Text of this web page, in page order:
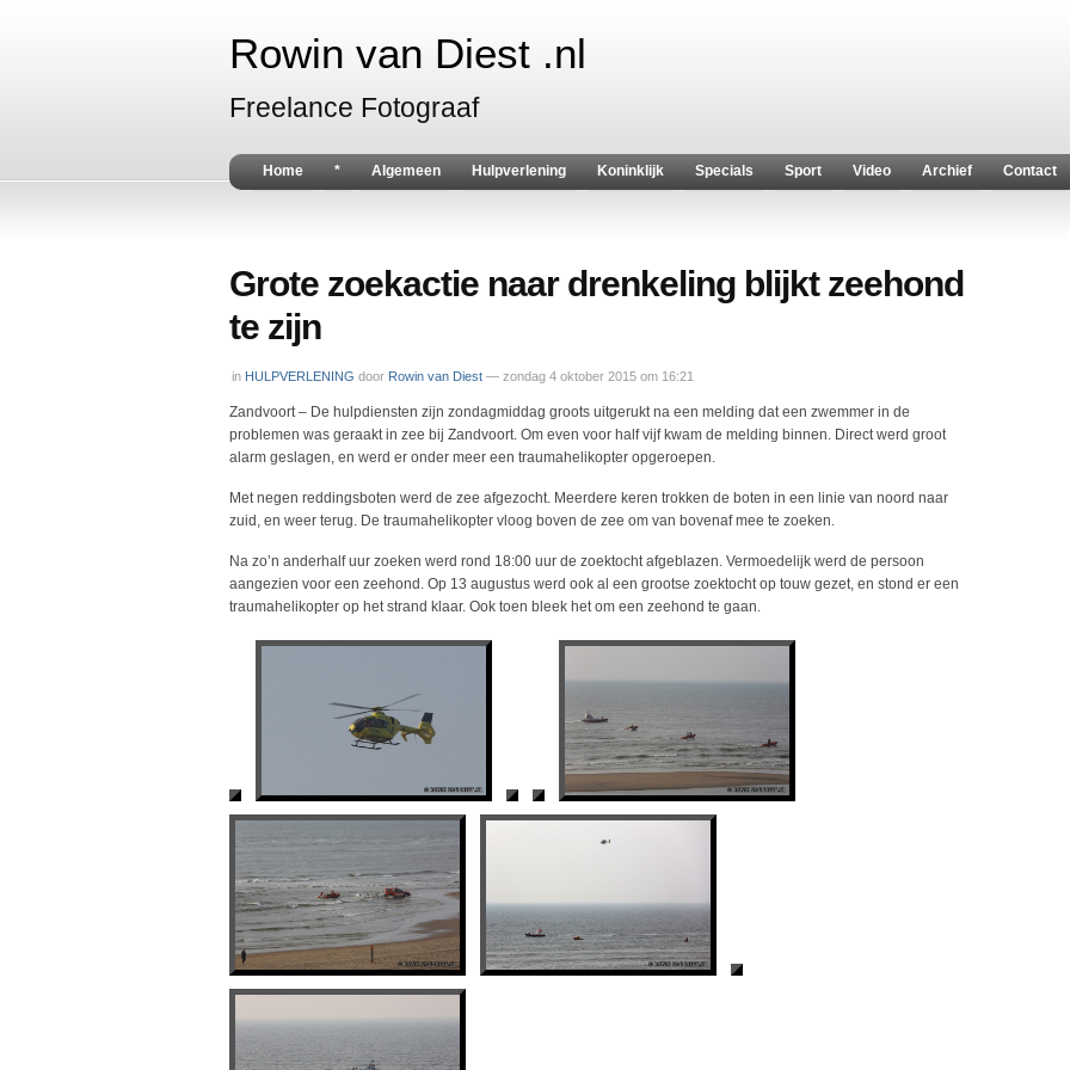
Rowin van Diest .nl
Freelance Fotograaf
Home * Algemeen Hulpverlening Koninklijk Specials Sport Video Archief Contact
Grote zoekactie naar drenkeling blijkt zeehond
te zijn
in HULPVERLENING door Rowin van Diest — zondag 4 oktober 2015 om 16:21
Zandvoort – De hulpdiensten zijn zondagmiddag groots uitgerukt na een melding dat een zwemmer in de
problemen was geraakt in zee bij Zandvoort. Om even voor half vijf kwam de melding binnen. Direct werd groot
alarm geslagen, en werd er onder meer een traumahelikopter opgeroepen.
Met negen reddingsboten werd de zee afgezocht. Meerdere keren trokken de boten in een linie van noord naar
zuid, en weer terug. De traumahelikopter vloog boven de zee om van bovenaf mee te zoeken.
Na zo’n anderhalf uur zoeken werd rond 18:00 uur de zoektocht afgeblazen. Vermoedelijk werd de persoon
aangezien voor een zeehond. Op 13 augustus werd ook al een grootse zoektocht op touw gezet, en stond er een
traumahelikopter op het strand klaar. Ook toen bleek het om een zeehond te gaan.